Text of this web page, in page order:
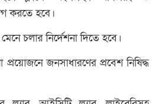
করতে হবে।
মেনে চলার নির্দেশনা দিতে হবে।
জনসাধারণের প্রবেশ নিষিদ্ধ